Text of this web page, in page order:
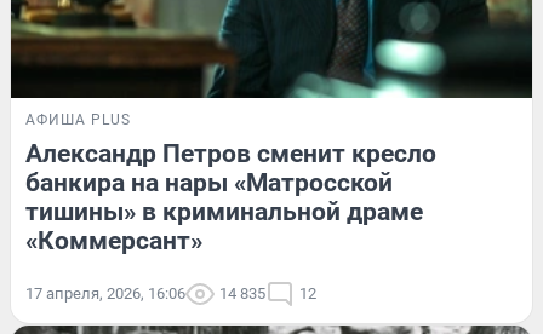
АФИША PLUS
Александр Петров сменит кресло
банкира на нары «Матросской
тишины» в криминальной драме
«Коммерсант»
17 апреля, 2026, 16:06 14 835 12